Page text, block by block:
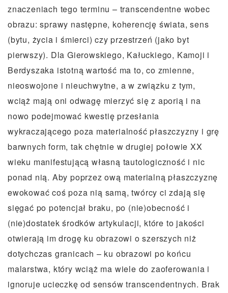
znaczeniach tego terminu – transcendentne wobec
obrazu: sprawy następne, koherencję świata, sens
(bytu, życia i śmierci) czy przestrzeń (jako byt
pierwszy). Dla Gierowskiego, Kałuckiego, Kamoji i
Berdyszaka istotną wartość ma to, co zmienne,
nieoswojone i nieuchwytne, a w związku z tym,
wciąż mają oni odwagę mierzyć się z aporią i na
nowo podejmować kwestię przesłania
wykraczającego poza materialność płaszczyzny i grę
barwnych form, tak chętnie w drugiej połowie XX
wieku manifestującą własną tautologiczność i nic
ponad nią. Aby poprzez ową materialną płaszczyznę
ewokować coś poza nią samą, twórcy ci zdają się
sięgać po potencjał braku, po (nie)obecność i
(nie)dostatek środków artykulacji, które to jakości
otwierają im drogę ku obrazowi o szerszych niż
dotychczas granicach – ku obrazowi po końcu
malarstwa, który wciąż ma wiele do zaoferowania i
ignoruje ucieczkę od sensów transcendentnych. Brak